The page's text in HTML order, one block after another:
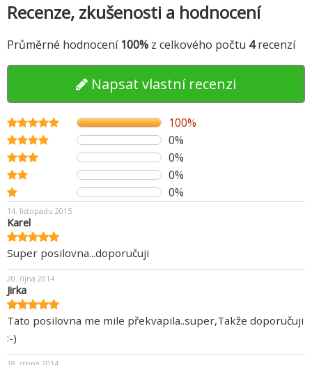
Recenze, zkušenosti a hodnocení
Průměrné hodnocení 100% z celkového počtu 4recenzí
Napsat vlastní recenzi
100%
0%
0%
0%
0%
14. listopadu 2015
Karel
Super posilovna...doporučuji
20. října 2014
Jirka
Tato posilovna me mile překvapila..super,Takže doporučuji
:-)